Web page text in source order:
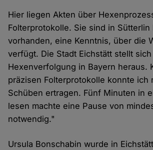
Hier liegen Akten über
Folterprotokolle. Sie sind in Sütterlin
vorhanden, eine Kenntnis, über die
verfügt. Die Stadt Eichstätt stellt
Hexenverfolgung in Bayern heraus.
präzisen Folterprotokolle konnte ich
Schüben ertragen. Fünf Minuten in
lesen machte eine Pause von
notwendig."
Ursula Bonschabin wurde in